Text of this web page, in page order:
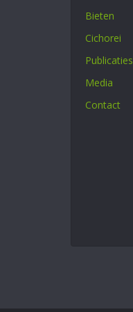
Bieten
Cichorei
Publicaties
Media
Contact